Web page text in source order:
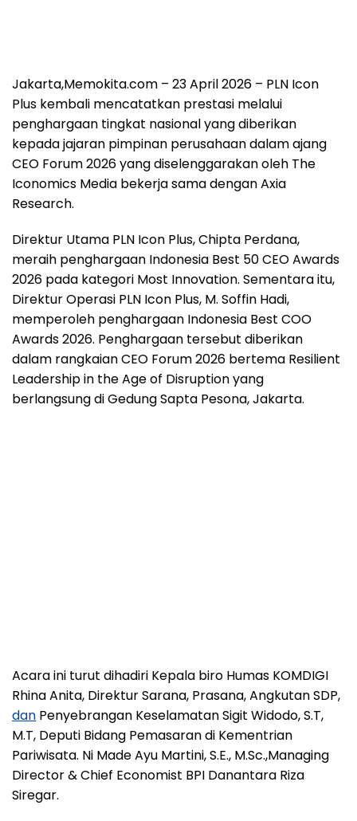
Jakarta,Memokita.com – 23 April 2026 – PLN Icon
Plus kembali mencatatkan prestasi melalui
penghargaan tingkat nasional yang diberikan
kepada jajaran pimpinan perusahaan dalam ajang
CEO Forum 2026 yang diselenggarakan oleh The
Iconomics Media bekerja sama dengan Axia
Research.
Direktur Utama PLN Icon Plus, Chipta Perdana,
meraih penghargaan Indonesia Best 50 CEO Awards
2026 pada kategori Most Innovation. Sementara itu,
Direktur Operasi PLN Icon Plus, M. Soffin Hadi,
memperoleh penghargaan Indonesia Best COO
Awards 2026. Penghargaan tersebut diberikan
dalam rangkaian CEO Forum 2026 bertema Resilient
Leadership in the Age of Disruption yang
berlangsung di Gedung Sapta Pesona, Jakarta.
Acara ini turut dihadiri Kepala biro Humas KOMDIGI
Rhina Anita, Direktur Sarana, Prasana, Angkutan SDP,
dan Penyebrangan Keselamatan Sigit Widodo, S.T,
M.T, Deputi Bidang Pemasaran di Kementrian
Pariwisata. Ni Made Ayu Martini, S.E., M.Sc.,Managing
Director & Chief Economist BPI Danantara Riza
Siregar.